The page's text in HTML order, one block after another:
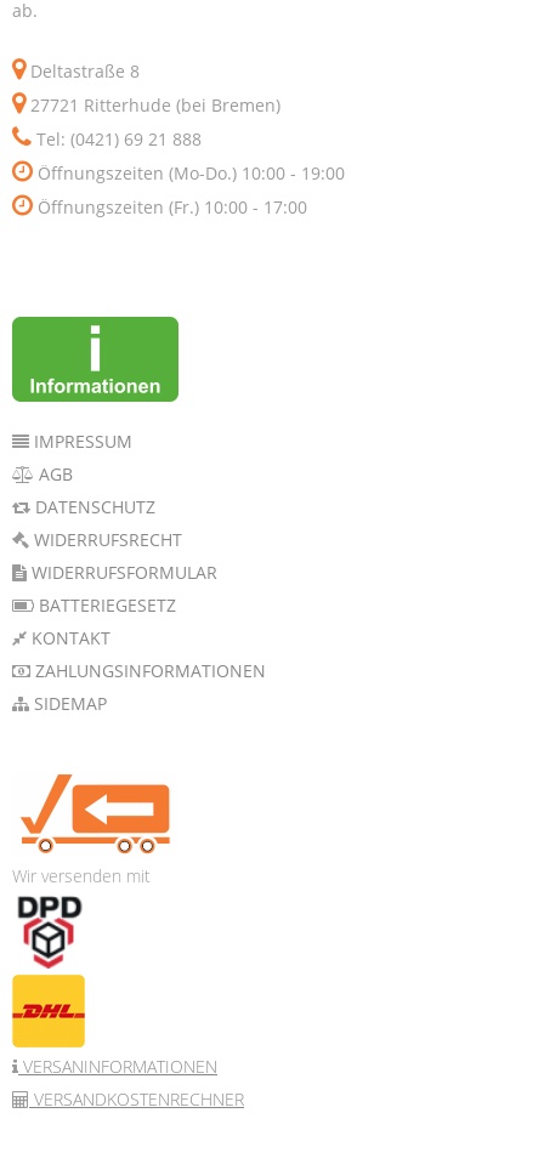
ab.
Deltastraße 8
27721 Ritterhude (bei Bremen)
Tel: (0421) 69 21 888
Öffnungszeiten (Mo-Do.) 10:00 - 19:00
Öffnungszeiten (Fr.) 10:00 - 17:00
IMPRESSUM
AGB
DATENSCHUTZ
WIDERRUFSRECHT
WIDERRUFSFORMULAR
BATTERIEGESETZ
KONTAKT
ZAHLUNGSINFORMATIONEN
SIDEMAP
Wir versenden mit
VERSANINFORMATIONEN
VERSANDKOSTENRECHNER